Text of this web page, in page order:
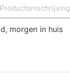
Productomschrijving
morgen in huis